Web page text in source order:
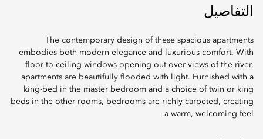
التفاصيل
The contemporary design of these spacious apartments
embodies both modern elegance and luxurious comfort. With
floor-to-ceiling windows opening out over views of the river,
apartments are beautifully flooded with light. Furnished with a
king-bed in the master bedroom and a choice of twin or king
beds in the other rooms, bedrooms are richly carpeted, creating
a warm, welcoming feel.